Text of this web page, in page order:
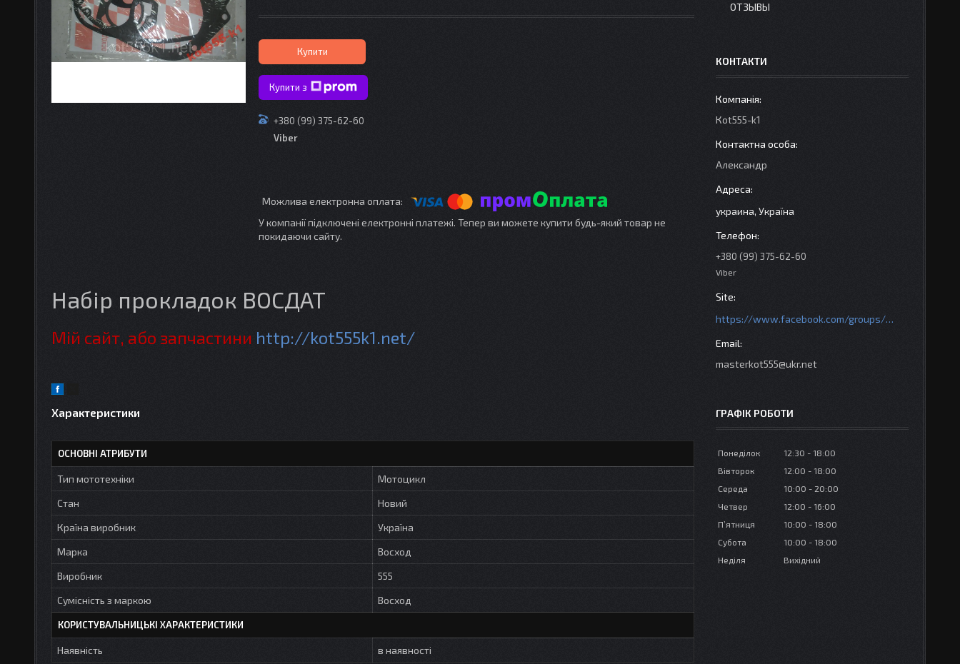
Купити
Купити з
+380 (99) 375-62-60
Viber
У компанії підключені електронні платежі. Тепер ви можете купити будь-який товар не
покидаючи сайту.
Набір прокладок ВОСДАТ
Мій сайт, або запчастини http://kot555k1.net/
Характеристики
ОСНОВНІ АТРИБУТИ
Тип мототехніки
Мотоцикл
Стан
Новий
Країна виробник
Україна
Марка
Восход
Виробник
555
Сумісність з маркою
Восход
КОРИСТУВАЛЬНИЦЬКІ ХАРАКТЕРИСТИКИ
Наявність в наявності
ОТЗЫВЫ
КОНТАКТИ
Кot555-k1
Александр
украина, Україна
+380 (99) 375-62-60
Viber
https://www.facebook.com/groups/httpsmotoshara.net
masterkot555@ukr.net
ГРАФІК РОБОТИ
Понеділок 12:30
18:00
Вівторок
12:00
18:00
Середа
10:00
20:00
Четвер
12:00
16:00
Пʼятниця
10:00
18:00
Субота
10:00
18:00
Неділя
Вихідний